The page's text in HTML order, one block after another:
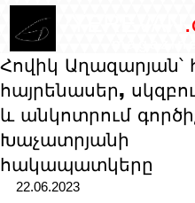
Հովիկ Աղազարյան՝
հայրենասեր,
և անկոտրում
Խաչատրյանի
հակապատկերը
22.06.2023